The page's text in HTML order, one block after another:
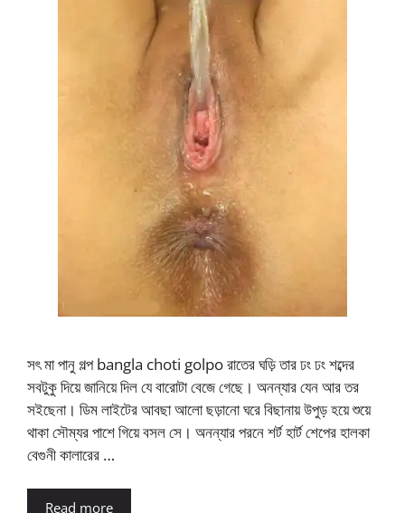
সৎ মা পানু গল্প bangla choti golpo রাতের ঘড়ি তার ঢং ঢং শব্দের
সবটুকু দিয়ে জানিয়ে দিল যে বারোটা বেজে গেছে। অনন্যার যেন আর তর
সইছেনা। ডিম লাইটের আবছা আলো ছড়ানো ঘরে বিছানায় উপুড় হয়ে শুয়ে
থাকা সৌম্যর পাশে গিয়ে বসল সে। অনন্যার পরনে শর্ট হার্ট শেপের হালকা
বেগুনী কালারের …
Read more